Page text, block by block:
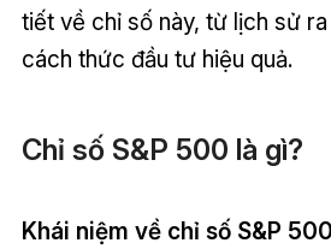
tiết về chỉ số này, từ lịch sử
cách thức đầu tư hiệu quả.
Chỉ số S&P 500 là gì?
Khái niệm về chỉ số S&P 500